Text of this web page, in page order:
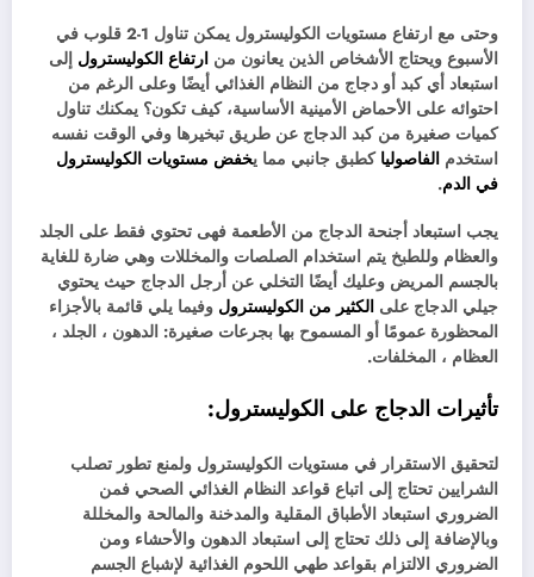
وحتى مع ارتفاع مستويات الكوليسترول يمكن تناول 1-2 قلوب في
الأسبوع ويحتاج الأشخاص الذين يعانون من ارتفاع الكوليسترول إلى
استبعاد أي كبد أو دجاج من النظام الغذائي أيضًا وعلى الرغم من
احتوائه على الأحماض الأمينية الأساسية، كيف تكون؟ يمكنك تناول
كميات صغيرة من كبد الدجاج عن طريق تبخيرها وفي الوقت نفسه
استخدم الفاصوليا كطبق جانبي مما يخفض مستويات الكوليسترول
في الدم.
يجب استبعاد أجنحة الدجاج من الأطعمة فهى تحتوي فقط على الجلد
والعظام وللطبخ يتم استخدام الصلصات والمخللات وهي ضارة للغاية
بالجسم المريض وعليك أيضًا التخلي عن أرجل الدجاج حيث يحتوي
جيلي الدجاج على الكثير من الكوليسترول وفيما يلي قائمة بالأجزاء
المحظورة عمومًا أو المسموح بها بجرعات صغيرة: الدهون ، الجلد ،
العظام ، المخلفات.
تأثيرات الدجاج على الكوليسترول:
لتحقيق الاستقرار في مستويات الكوليسترول ولمنع تطور تصلب
الشرايين تحتاج إلى اتباع قواعد النظام الغذائي الصحي فمن
الضروري استبعاد الأطباق المقلية والمدخنة والمالحة والمخللة
وبالإضافة إلى ذلك تحتاج إلى استبعاد الدهون والأحشاء ومن
الضروري الالتزام بقواعد طهي اللحوم الغذائية لإشباع الجسم